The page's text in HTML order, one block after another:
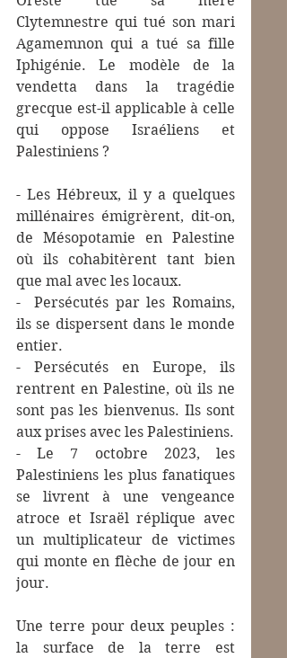
Clytemnestre qui tué son mari
Agamemnon qui a tué sa fille
Iphigénie. Le modèle de la
vendetta dans la tragédie
grecque est-il applicable à celle
qui oppose Israéliens et
Palestiniens ?
- Les Hébreux, il y a quelques
millénaires émigrèrent, dit-on,
de Mésopotamie en Palestine
où ils cohabitèrent tant bien
que mal avec les locaux.
-  Persécutés par les Romains,
ils se dispersent dans le monde
entier.
- Persécutés en Europe, ils
rentrent en Palestine, où ils ne
sont pas les bienvenus. Ils sont
aux prises avec les Palestiniens.
- Le 7 octobre 2023, les
Palestiniens les plus fanatiques
se livrent à une vengeance
atroce et Israël réplique avec
un multiplicateur de victimes
qui monte en flèche de jour en
jour.
Une terre pour deux peuples :
la surface de la terre est